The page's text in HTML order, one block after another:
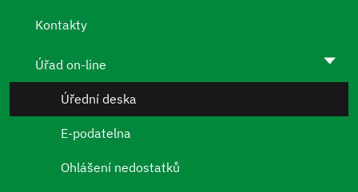
Kontakty
Úřad on-line
Úřední deska
E-podatelna
Ohlášení nedostatků